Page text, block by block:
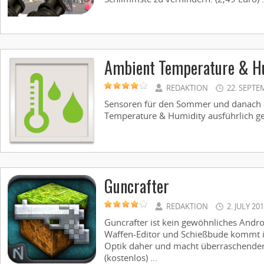
Ambient Temperature &
REDAKTION 22.
Sensoren für den Sommer und
Temperature & Humidity ausführlich
Guncrafter
REDAKTION 2. JULY
Guncrafter ist kein gewöhnliches
Waffen-Editor und Schießbude
Optik daher und macht
(kostenlos) ...